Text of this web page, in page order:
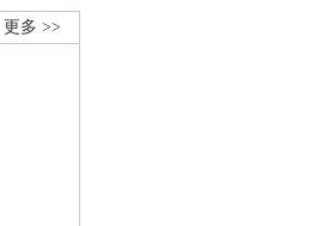
更多 >>